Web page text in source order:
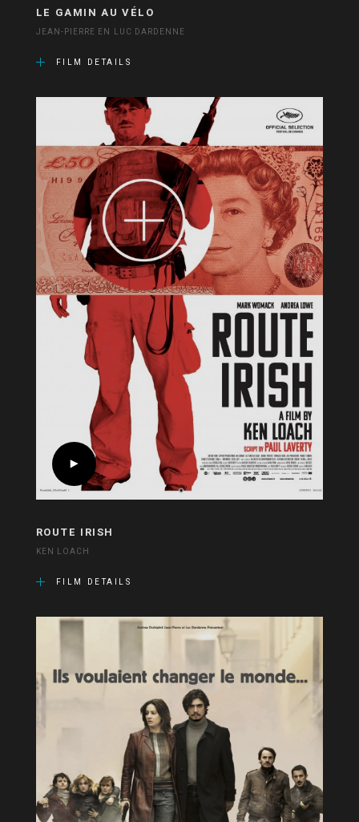
LE GAMIN AU VÉLO
JEAN-PIERRE EN LUC DARDENNE
FILM DETAILS
ROUTE IRISH
KEN LOACH
FILM DETAILS